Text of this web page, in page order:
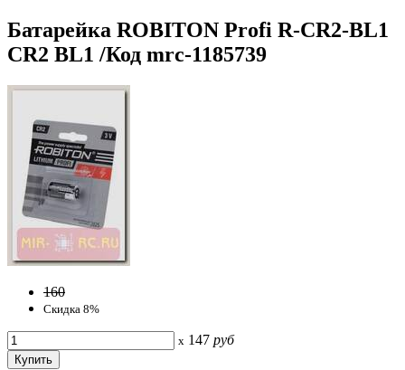
Батарейка ROBITON Profi R-CR2-BL1
CR2 BL1 /Код mrc-1185739
160
Скидка 8%
x 147 руб